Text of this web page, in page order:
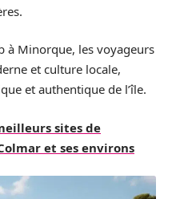
à Minorque, les voyageurs
et culture locale,
et authentique de l’île.
sites de
et ses environs